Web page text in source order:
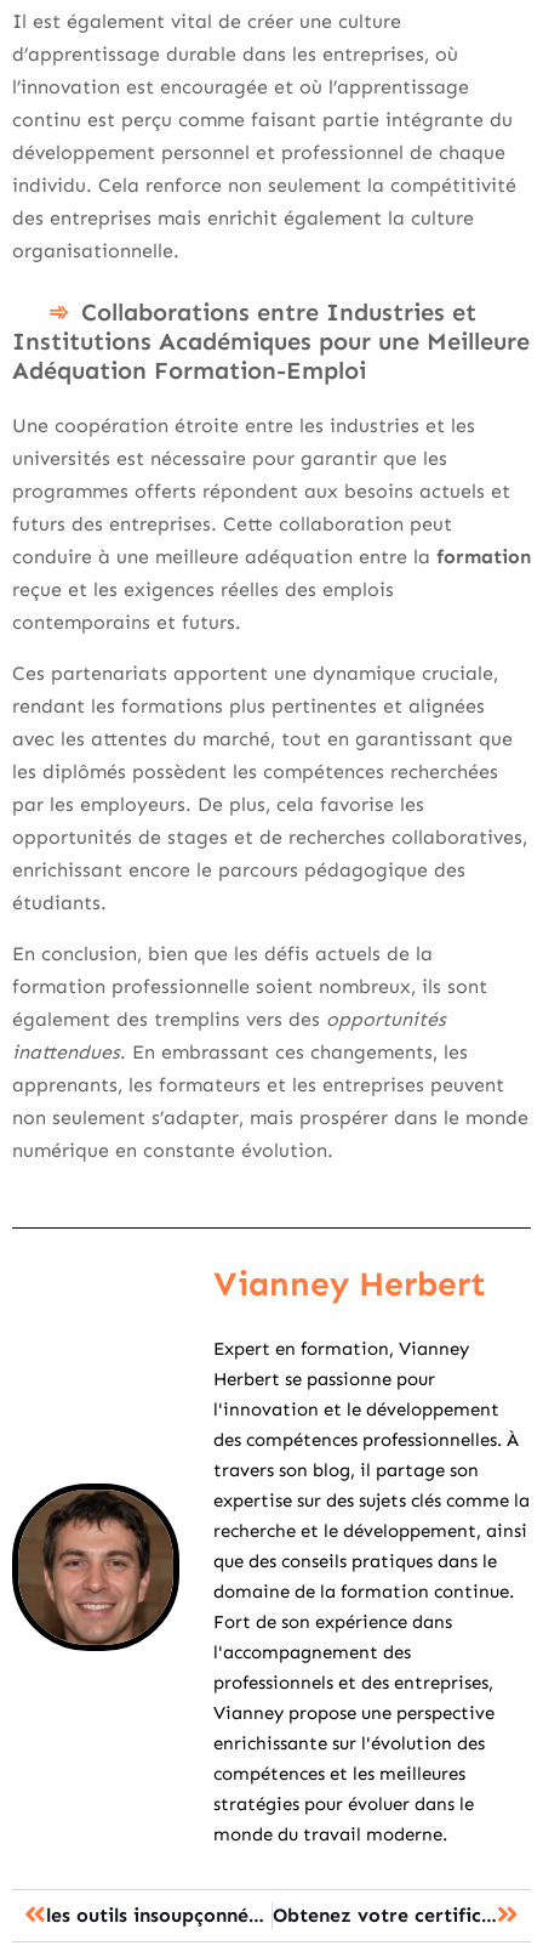
Il est également vital de créer une culture
d’apprentissage durable dans les entreprises, où
l’innovation est encouragée et où l’apprentissage
continu est perçu comme faisant partie intégrante du
développement personnel et professionnel de chaque
individu. Cela renforce non seulement la compétitivité
des entreprises mais enrichit également la culture
organisationnelle.
Collaborations entre Industries et
Institutions Académiques pour une Meilleure
Adéquation Formation-Emploi
Une coopération étroite entre les industries et les
universités est nécessaire pour garantir que les
programmes offerts répondent aux besoins actuels et
futurs des entreprises. Cette collaboration peut
conduire à une meilleure adéquation entre la formation
reçue et les exigences réelles des emplois
contemporains et futurs.
Ces partenariats apportent une dynamique cruciale,
rendant les formations plus pertinentes et alignées
avec les attentes du marché, tout en garantissant que
les diplômés possèdent les compétences recherchées
par les employeurs. De plus, cela favorise les
opportunités de stages et de recherches collaboratives,
enrichissant encore le parcours pédagogique des
étudiants.
En conclusion, bien que les défis actuels de la
formation professionnelle soient nombreux, ils sont
également des tremplins vers des opportunités
inattendues. En embrassant ces changements, les
apprenants, les formateurs et les entreprises peuvent
non seulement s’adapter, mais prospérer dans le monde
numérique en constante évolution.
Vianney Herbert
Expert en formation, Vianney
Herbert se passionne pour
l'innovation et le développement
des compétences professionnelles. À
travers son blog, il partage son
expertise sur des sujets clés comme la
recherche et le développement, ainsi
que des conseils pratiques dans le
domaine de la formation continue.
Fort de son expérience dans
l'accompagnement des
professionnels et des entreprises,
Vianney propose une perspective
enrichissante sur l'évolution des
compétences et les meilleures
stratégies pour évoluer dans le
monde du travail moderne.
les outils insoupçonnés pour révolutionner votre apprentissage en ligne Obtenez votre certification en un temps record sans sacrifier la qualité !